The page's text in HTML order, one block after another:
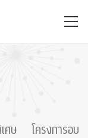
ศษ โครงการอบร